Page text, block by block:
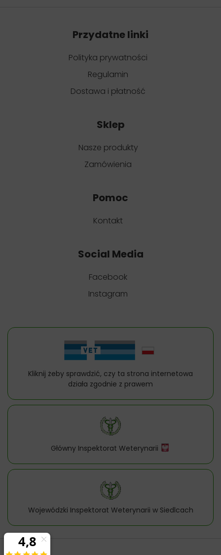
Przydatne linki
Polityka prywatności
Regulamin
Dostawa i płatność
Sklep
Nasze produkty
Zamówienia
Pomoc
Kontakt
Social Media
Facebook
Instagram
Kliknij żeby sprawdzić, czy ta strona internetowa
działa zgodnie z prawem
Główny Inspektorat Weterynarii
Wojewódzki Inspektorat Weterynarii w Siedlcach